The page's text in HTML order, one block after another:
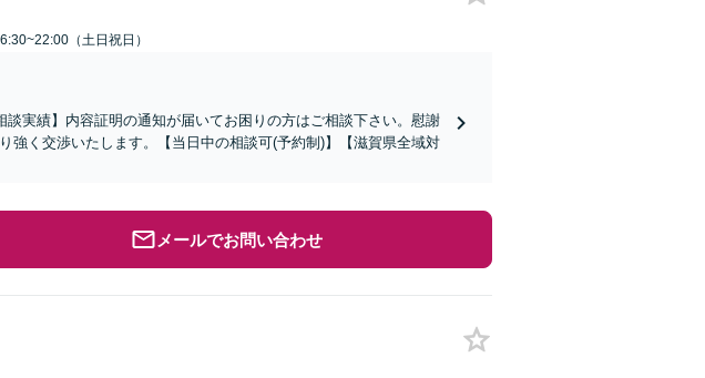
（土日祝日）
談実績】内容証明の通知が届いてお困りの方はご相談下さい。慰謝
強く交渉いたします。【当日中の相談可(予約制)】【滋賀県全域対
メールでお問い合わせ